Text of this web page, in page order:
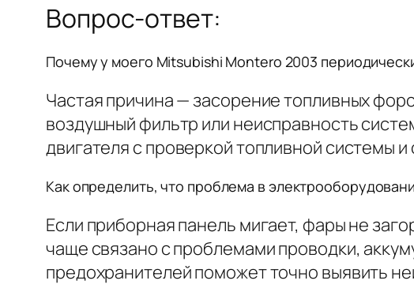
Вопрос-ответ:
Почему у моего Mitsubishi Montero 2003
Частая причина — засорение топливных
воздушный фильтр или неисправность
двигателя с проверкой топливной системы и
Как определить, что проблема в
Если приборная панель мигает, фары не
чаще связано с проблемами проводки,
предохранителей поможет точно выявить